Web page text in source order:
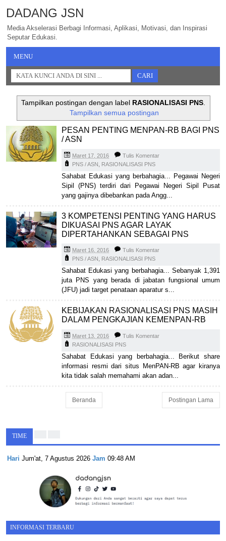
DADANG JSN
Media Akselerasi Berbagi Informasi, Aplikasi, Motivasi, dan Inspirasi
Seputar Edukasi.
MENU
Tampilkan postingan dengan label RASIONALISASI PNS.
Tampilkan semua postingan
PESAN PENTING MENPAN-RB BAGI PNS
/ ASN
Maret 17, 2016
Tulis Komentar
PNS / ASN
RASIONALISASI PNS
Sahabat Edukasi yang berbahagia... Pegawai Negeri
Sipil (PNS) terdiri dari Pegawai Negeri Sipil Pusat
yang gajinya dibebankan pada Angg...
3 KOMPETENSI PENTING YANG HARUS
DIKUASAI PNS AGAR LAYAK
DIPERTAHANKAN SEBAGAI PNS
Maret 16, 2016
Tulis Komentar
PNS / ASN
RASIONALISASI PNS
Sahabat Edukasi yang berbahagia... Sebanyak 1,391
juta PNS yang berada di jabatan fungsional umum
(JFU) jadi target penataan aparatur s...
KEBIJAKAN RASIONALISASI PNS MASIH
DALAM PENGKAJIAN KEMENPAN-RB
Maret 13, 2016
Tulis Komentar
RASIONALISASI PNS
Sahabat Edukasi yang berbahagia... Berikut share
informasi resmi dari situs MenPAN-RB agar kiranya
kita tidak salah memahami akan adan...
Postingan Lama
Beranda
TIME
Hari Jum'at, 7 Agustus 2026 Jam 09:48 AM
INFORMASI TERBARU